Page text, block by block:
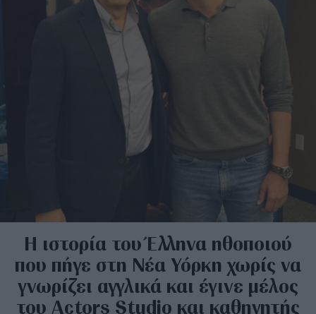
Η ιστορία του Έλληνα ηθοποιού
που πήγε στη Νέα Υόρκη χωρίς να
γνωρίζει αγγλικά και έγινε μέλος
του Actors Studio και καθηγητής